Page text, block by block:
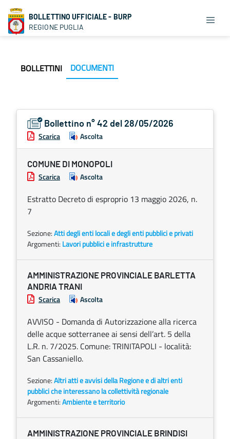
BOLLETTINO UFFICIALE - BURP
REGIONE PUGLIA
BOLLETTINI DOCUMENTI
Bollettino n° 42 del 28/05/2026
Scarica Ascolta
COMUNE DI MONOPOLI
Scarica Ascolta
Estratto Decreto di esproprio 13 maggio 2026, n.
7
Sezione:Atti degli enti locali e degli enti pubblici e privati
Argomenti: Lavori pubblici e infrastrutture
AMMINISTRAZIONE PROVINCIALE BARLETTA
ANDRIA TRANI
Scarica Ascolta
AVVISO - Domanda di Autorizzazione alla ricerca
delle acque sotterranee ai sensi dell’art. 5 della
L.R. n. 7/2025. Comune: TRINITAPOLI - località:
San Cassaniello.
Sezione:Altri atti e avvisi della Regione e di altri enti
pubblici che interessano la collettività regionale
Argomenti:Ambiente e territorio
AMMINISTRAZIONE PROVINCIALE BRINDISI